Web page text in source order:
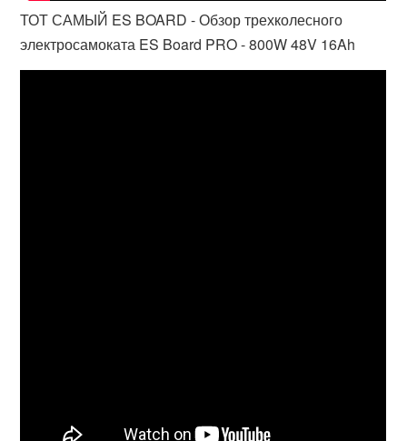
ТОТ САМЫЙ ES BOARD - Обзор трехколесного
электросамоката ES Board PRO - 800W 48V 16Ah